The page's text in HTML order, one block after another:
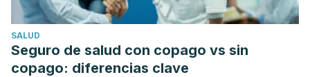
SALUD
Seguro de salud con copago vs sin
copago: diferencias clave